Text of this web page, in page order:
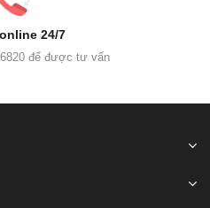
24/7
để được tư vấn